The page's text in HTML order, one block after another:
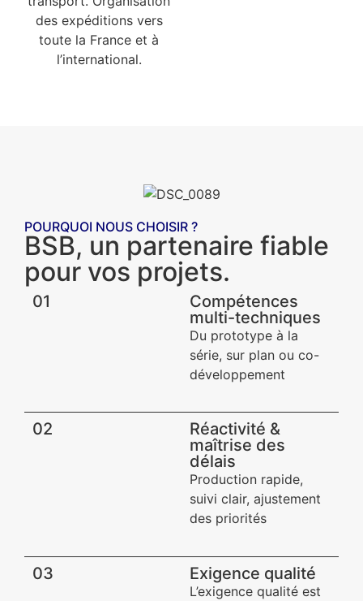
des expéditions vers
toute la France et à
l’international.
POURQUOI NOUS CHOISIR ?
BSB, un partenaire fiable
pour vos projets.
01
Compétences
multi-techniques
Du prototype à la
série, sur plan ou co-
développement
02
Réactivité &
maîtrise des
délais
Production rapide,
suivi clair, ajustement
des priorités
03 Exigence qualité​
L’exigence qualité est